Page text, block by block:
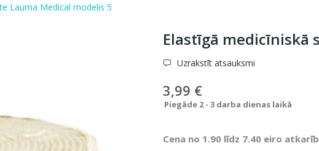
Lauma Medical modelis 5
Elastīgā medicīniskā
Uzrakstīt atsauksmi
3,99 €
Piegāde 2 - 3 darba dienas laikā
Cena no 1.90 līdz 7.40 eiro